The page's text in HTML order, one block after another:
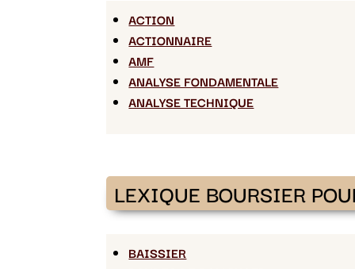
ACTION
ACTIONNAIRE
AMF
ANALYSE FONDAMENTALE
ANALYSE TECHNIQUE
LEXIQUE BOURSIER
BAISSIER